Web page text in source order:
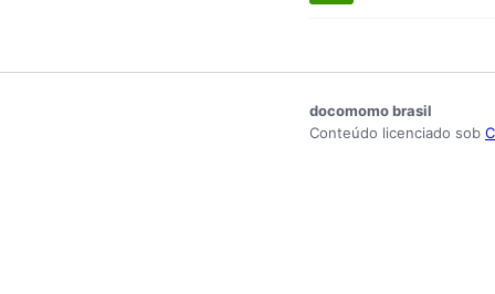
docomomo brasil
Conteúdo licenciado sob